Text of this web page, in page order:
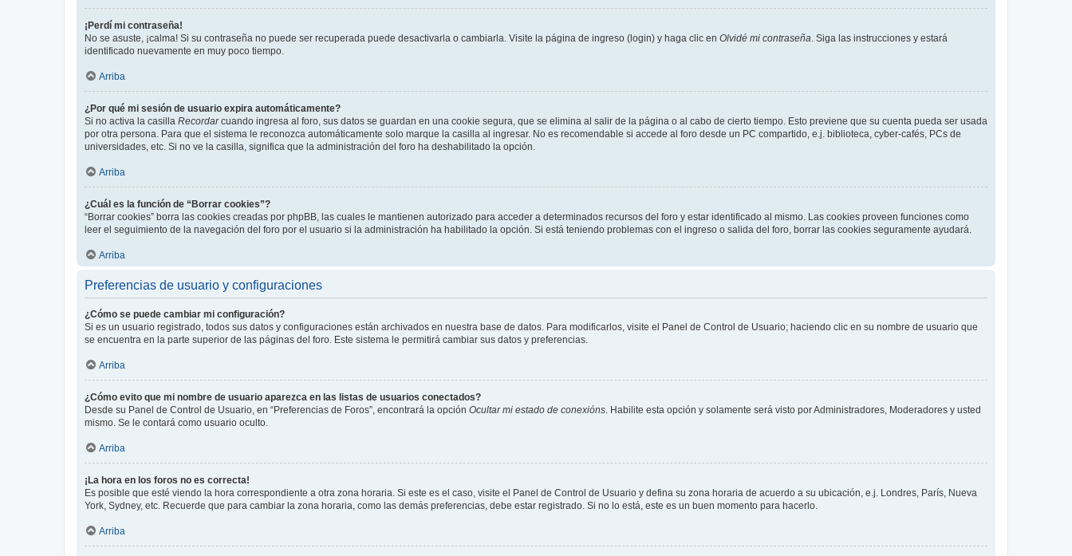
¡Perdí mi contraseña!
No se asuste, ¡calma! Si su contraseña no puede ser recuperada puede desactivarla o cambiarla. Visite la página de ingreso (login) y haga clic en Olvidé mi contraseña . Siga las instrucciones y estará
identificado nuevamente en muy poco tiempo.
Arriba
¿Por qué mi sesión de usuario expira automáticamente?
Si no activa la casilla Recordarcuando ingresa al foro, sus datos se guardan en una cookie segura, que se elimina al salir de la página o al cabo de cierto tiempo. Esto previene que su cuenta pueda ser usada
por otra persona. Para que el sistema le reconozca automáticamente solo marque la casilla al ingresar. No es recomendable si accede al foro desde un PC compartido, e.j. biblioteca, cyber-cafés, PCs de
universidades, etc. Si no ve la casilla, significa que la administración del foro ha deshabilitado la opción.
Arriba
¿Cuál es la función de “Borrar cookies”?
“Borrar cookies” borra las cookies creadas por phpBB, las cuales le mantienen autorizado para acceder a determinados recursos del foro y estar identificado al mismo. Las cookies proveen funciones como
leer el seguimiento de la navegación del foro por el usuario si la administración ha habilitado la opción. Si está teniendo problemas con el ingreso o salida del foro, borrar las cookies seguramente ayudará.
Arriba
Preferencias de usuario y configuraciones
¿Cómo se puede cambiar mi configuración?
Si es un usuario registrado, todos sus datos y configuraciones están archivados en nuestra base de datos. Para modificarlos, visite el Panel de Control de Usuario; haciendo clic en su nombre de usuario que
se encuentra en la parte superior de las páginas del foro. Este sistema le permitirá cambiar sus datos y preferencias.
Arriba
¿Cómo evito que mi nombre de usuario aparezca en las listas de usuarios conectados?
Desde su Panel de Control de Usuario, en “Preferencias de Foros”, encontrará la opción Ocultar mi estado de conexións . Habilite esta opción y solamente será visto por Administradores, Moderadores y usted
mismo. Se le contará como usuario oculto.
Arriba
¡La hora en los foros no es correcta!
Es posible que esté viendo la hora correspondiente a otra zona horaria. Si este es el caso, visite el Panel de Control de Usuario y defina su zona horaria de acuerdo a su ubicación, e.j. Londres, París, Nueva
York, Sydney, etc. Recuerde que para cambiar la zona horaria, como las demás preferencias, debe estar registrado. Si no lo está, este es un buen momento para hacerlo.
Arriba